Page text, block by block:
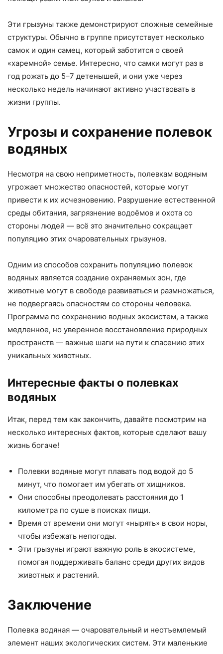
Эти грызуны также демонстрируют сложные семейные
структуры. Обычно в группе присутствует несколько
самок и один самец, который заботится о своей
«харемной» семье. Интересно, что самки могут раз в
год рожать до 5–7 детенышей, и они уже через
несколько недель начинают активно участвовать в
жизни группы.
Угрозы и сохранение полевок
водяных
Несмотря на свою неприметность, полевкам водяным
угрожает множество опасностей, которые могут
привести к их исчезновению. Разрушение естественной
среды обитания, загрязнение водоёмов и охота со
стороны людей — всё это значительно сокращает
популяцию этих очаровательных грызунов.
Одним из способов сохранить популяцию полевок
водяных является создание охраняемых зон, где
животные могут в свободе развиваться и размножаться,
не подвергаясь опасностям со стороны человека.
Программа по сохранению водных экосистем, а также
медленное, но уверенное восстановление природных
пространств — важные шаги на пути к спасению этих
уникальных животных.
Интересные факты о полевках
водяных
Итак, перед тем как закончить, давайте посмотрим на
несколько интересных фактов, которые сделают вашу
жизнь богаче!
Полевки водяные могут плавать под водой до 5
минут, что помогает им убегать от хищников.
Они способны преодолевать расстояния до 1
километра по суше в поисках пищи.
Время от времени они могут «нырять» в свои норы,
чтобы избежать непогоды.
Эти грызуны играют важную роль в экосистеме,
помогая поддерживать баланс среди других видов
животных и растений.
Заключение
Полевка водяная — очаровательный и неотъемлемый
элемент наших экологических систем. Эти маленькие